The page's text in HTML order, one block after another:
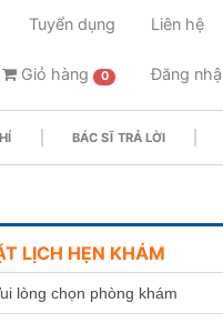
Tuyển dụng Liên hệ
Giỏ hàng 0 Đăng
BÁC SĨ TRẢ LỜI
LỊCH HẸN KHÁM